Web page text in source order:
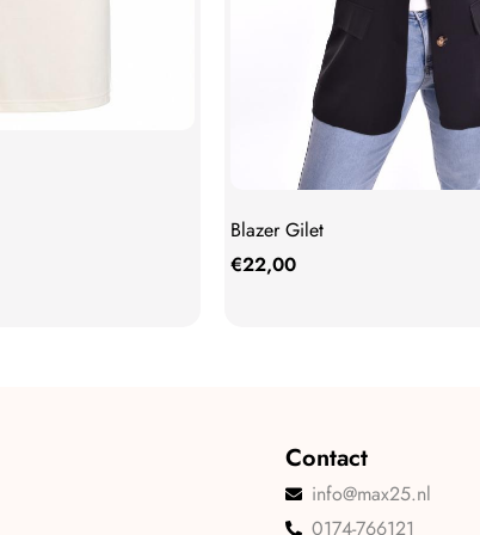
Blazer Gilet
€22,00
Contact
info@max25.nl
0174-766121